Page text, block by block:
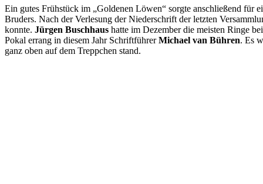
Ein gutes Frühstück im „Goldenen Löwen“ sorgte anschließend für
Bruders. Nach der Verlesung der Niederschrift der letzten
konnte. Jürgen Buschhaus hatte im Dezember die meisten Ringe
Pokal errang in diesem Jahr SchriftführerMichael van Bühren. Es
ganz oben auf dem Treppchen stand.